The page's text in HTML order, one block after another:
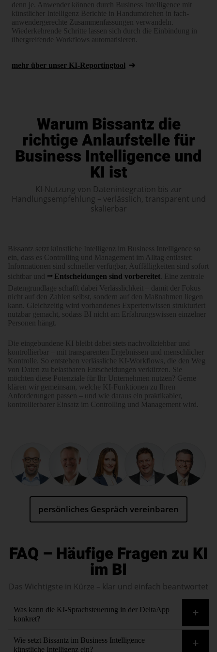
denn je. Anwender können durch Business Intelligence mit
künstlicher Intelligenz Berichte in Hand­um­drehen in fach­
anwender­gerechte Zusammen­fassungen verwandeln.
Wiederkehrende Schritte lassen sich durch die Einbindung in
übergreifende Workflows automatisieren.
mehr über unser KI-Reportingtool
Warum Bissantz die
richtige Anlaufstelle für
Business Intelligence und
KI ist
KI-Nutzung von Datenintegration bis zur
Handlungsempfehlung – verlässlich, transparent und
skalierbar
Bissantz setzt künstliche Intelligenz im Business Intelligence so
ein, dass es Controlling und Management im Alltag entlastet:
Informationen sind schneller verfügbar, Auffälligkeiten sind sofort
sichtbar und
Entscheidungen sind vorbereitet . Eine zentrale
Datengrundlage schafft dabei Verlässlichkeit – damit der Fokus
nicht auf den Zahlen selbst, sondern auf den Maßnahmen liegen
kann. Gleichzeitig wird vorhandenes Expertenwissen strukturiert
nutzbar gemacht, sodass BI nicht am Erfahrungswissen einzelner
Personen hängt.
Die eingebundene KI bleibt dabei stets nachvollziehbar und
kontrollierbar – mit transparenten Ergebnissen und menschlicher
Kontrolle. So entstehen verlässliche KI-Workflows, die den Weg
von Daten zu belastbaren Entscheidungen verkürzen. Sie
möchten diese Potenziale für Ihr Unternehmen nutzen? Gerne
klären wir gemeinsam, welche KI-Funktionen zu Ihren
Anforderungen passen – und wie daraus ein praktikabler,
kontrollierbarer Einsatz im Controlling und Management wird.
persönliches Gespräch vereinbaren
FAQ – Häufige Fragen zu KI
im BI
Das Wichtigste in Kürze – klar und einfach beantwortet
Was kann die KI-Sprachsteuerung in der DeltaApp
konkret?
DeltaApp ermöglicht Abfragen zu allen BI-Kennzahlen und
deren Entwicklung per Sprachbefehl.
Wie setzt Bissantz im Business Intelligence
künstliche Intelligenz ein?